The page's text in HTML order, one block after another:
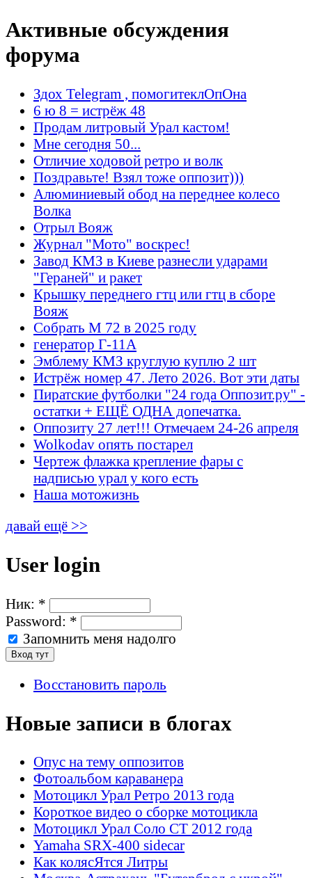
Активные обсуждения
форума
Здох Telegram , помогитеклОпОна
6 ю 8 = истрёж 48
Продам литровый Урал кастом!
Мне сегодня 50...
Отличие ходовой ретро и волк
Поздравьте! Взял тоже оппозит)))
Алюминиевый обод на переднее колесо
Волка
Отрыл Вояж
Журнал "Мото" воскрес!
Завод КМЗ в Киеве разнесли ударами
"Гераней" и ракет
Крышку переднего гтц или гтц в сборе
Вояж
Собрать М 72 в 2025 году
генератор Г-11А
Эмблему КМЗ круглую куплю 2 шт
Истрёж номер 47. Лето 2026. Вот эти даты
Пиратские футболки "24 года Оппозит.ру" -
остатки + ЕЩЁ ОДНА допечатка.
Оппозиту 27 лет!!! Отмечаем 24-26 апреля
Wolkodav опять постарел
Чертеж флажка крепление фары с
надписью урал у кого есть
Наша мотожизнь
давай ещё >>
User login
Ник: *
Password: *
Запомнить меня надолго
Восстановить пароль
Новые записи в блогах
Опус на тему оппозитов
Фотоальбом караванера
Мотоцикл Урал Ретро 2013 года
Короткое видео о сборке мотоцикла
Мотоцикл Урал Соло СТ 2012 года
Yamaha SRX-400 sidecar
Как колясЯтся Литры